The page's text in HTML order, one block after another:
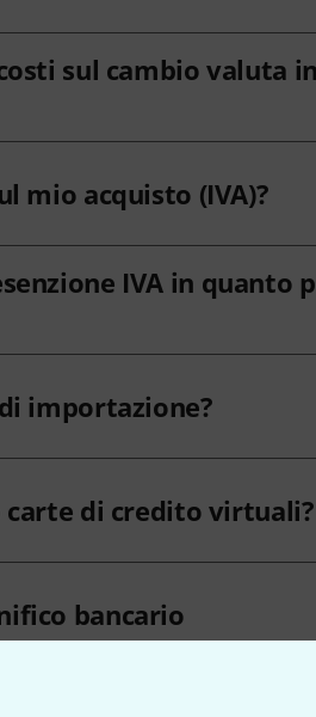
sul cambio valuta
mio acquisto (IVA)?
IVA in quanto
importazione?
carte di credito virtuali?
bancario